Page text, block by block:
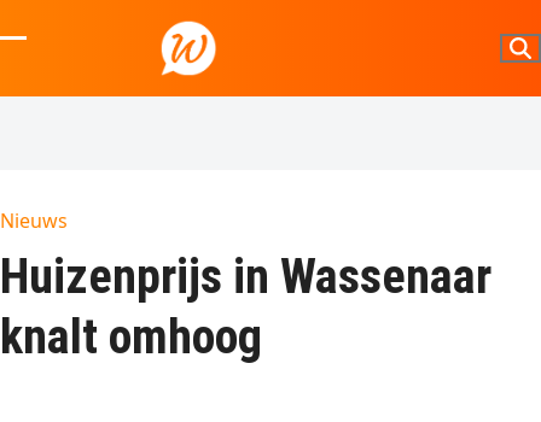
to
mobile
mobile
Nieuws
Huizenprijs in Wassenaar
knalt omhoog